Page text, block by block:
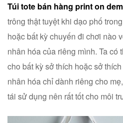
Túi tote bán hàng print on
trông thật tuyệt khi dạo phố
hoặc bất kỳ chuyến đi chơi nào
nhân hóa của riêng mình. Ta có
cho bất kỳ sở thích hoặc sở
nhân hóa chỉ dành riêng cho
tái sử dụng nên rất tốt cho môi